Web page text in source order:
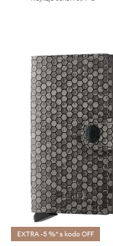
EXTRA -5 %* s kodo OFF